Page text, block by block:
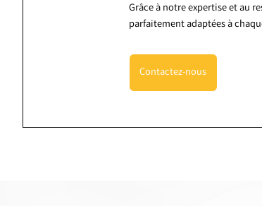
Grâce à notre expertise et au
parfaitement adaptées à
Contactez-nous